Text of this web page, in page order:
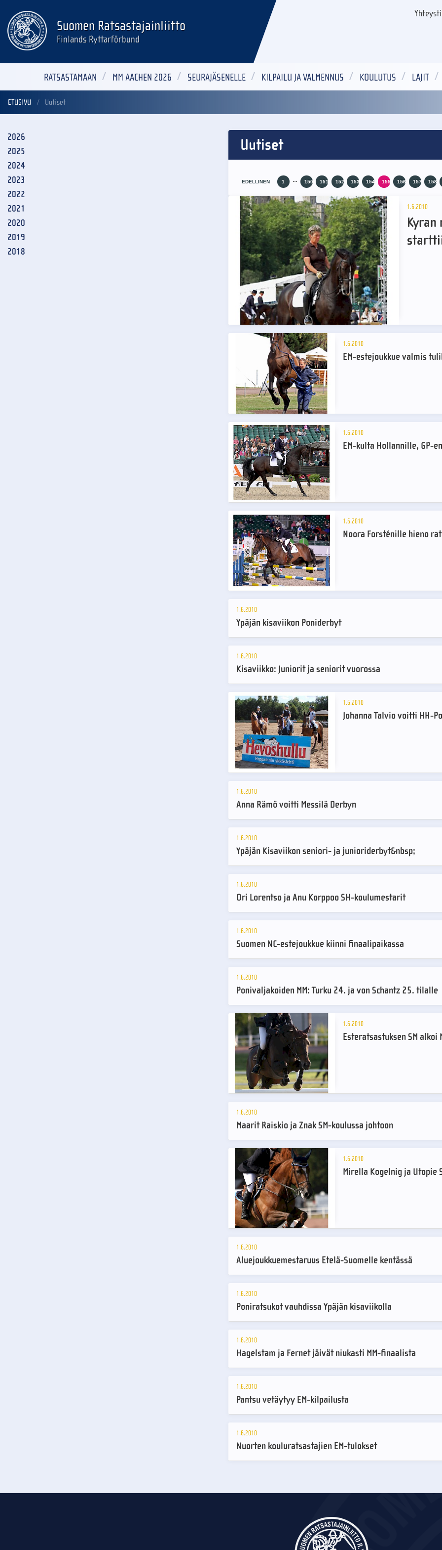
Suomen Ratsastajainliitto
Finlands Ryttarförbund
RATSASTAMAAN MM AACHEN 2026 SEURAJÄSENELLE KILPAILU JA VALMENNUS KOULUTUS LAJIT
ETUSIVU Uutiset
Uutiset
EDELLINEN 1 … 150 151 152 153 154 155 156 157 158
1.6.2010
Kyran
1.6.2010
EM-estejoukkue valmis
1.6.2010
EM-kulta Hollannille, GP-
1.6.2010
Noora Forsténille hieno
1.6.2010
Ypäjän kisaviikon Poniderbyt
1.6.2010
Kisaviikko: Juniorit ja seniorit vuorossa
1.6.2010
Johanna Talvio voitti HH-
1.6.2010
Anna Rämö voitti Messilä Derbyn
1.6.2010
Ypäjän Kisaviikon seniori- ja junioriderbyt&nbsp;
1.6.2010
Ori Lorentso ja Anu Korppoo SH-koulumestarit
1.6.2010
Suomen NC-estejoukkue kiinni finaalipaikassa
1.6.2010
Ponivaljakoiden MM: Turku 24. ja von Schantz 25. tilalle
1.6.2010
Esteratsastuksen SM alkoi
1.6.2010
Maarit Raiskio ja Znak SM-koulussa johtoon
1.6.2010
Mirella Kogelnig ja Utopie
1.6.2010
Aluejoukkuemestaruus Etelä-Suomelle kentässä
1.6.2010
Poniratsukot vauhdissa Ypäjän kisaviikolla
1.6.2010
Hagelstam ja Fernet jäivät niukasti MM-finaalista
1.6.2010
Pantsu vetäytyy EM-kilpailusta
1.6.2010
Nuorten kouluratsastajien EM-tulokset
2026
2025
2024
2023
2022
2021
2020
2019
2018